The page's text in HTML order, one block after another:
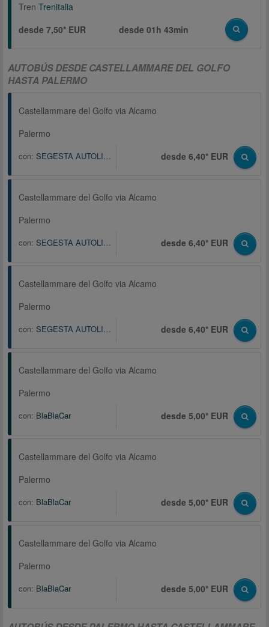
Tren Trenitalia
desde 7,50* EUR
desde01h 43min
AUTOBÚS DESDE CASTELLAMMARE DEL GOLFO
HASTA PALERMO
Castellammare del Golfo via Alcamo
Palermo
con: SEGESTA AUTOLINEE S.P.A. desde 6,40* EUR
Castellammare del Golfo via Alcamo
Palermo
con: SEGESTA AUTOLINEE S.P.A. desde 6,40* EUR
Castellammare del Golfo via Alcamo
Palermo
con: SEGESTA AUTOLINEE S.P.A. desde 6,40* EUR
Castellammare del Golfo via Alcamo
Palermo
con: BlaBlaCar desde 5,00* EUR
Castellammare del Golfo via Alcamo
Palermo
con: BlaBlaCar desde 5,00* EUR
Castellammare del Golfo via Alcamo
Palermo
con: BlaBlaCar desde 5,00* EUR